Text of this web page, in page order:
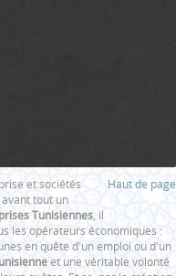
Haut de page
et sociétés
avant tout un
Tunisiennes , il
les opérateurs économiques :
en quête d'un emploi ou d'un
et une véritable volonté